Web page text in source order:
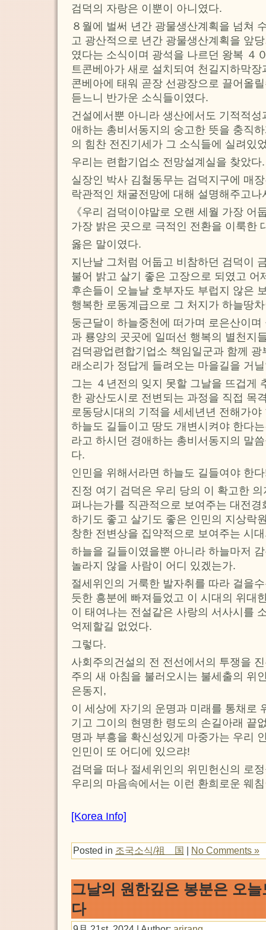
검덕의 자랑은 이뿐이 아니였다.
８월에 벌써 년간 광물생산계획을 넘쳐
고 광산적으로 년간 광물생산계획을 앞
였다는 소식이며 광석을 나르던 왕복 ４
트콘베아가 새로 설치되여 천길지하막
콘베아에 태워 곧장 선광장으로 끌어올
듣느니 반가운 소식들이였다.
건설에서뿐 아니라 생산에서도 기적적
애하는 총비서동지의 숭고한 뜻을 충직
의 힘찬 전진기세가 그 소식들에 실려있
우리는 련합기업소 전망설계실을 찾았다.
실장인 박사 김철동무는 검덕지구에 매
락관적인 채굴전망에 대해 설명해주고
《우리 검덕이야말로 오랜 세월 가장 어
가장 밝은 곳으로 극적인 전환을 이룩한
옳은 말이였다.
지난날 그처럼 어둡고 비참하던 검덕이
불어 밝고 살기 좋은 고장으로 되였고 어
후손들이 오늘날 호부자도 부럽지 않은
행복한 로동계급으로 그 처지가 하늘땅
둥근달이 하늘중천에 떠가며 로은산이
과 룡양의 곳곳에 일떠선 행복의 별천지
검덕광업련합기업소 책임일군과 함께
래소리가 정답게 들려오는 마을길을 거
그는 ４년전의 잊지 못할 그날을 뜨겁게
한 광산도시로 전변되는 과정을 직접 목
로동당시대의 기적을 세세년년 전해가
하늘도 길들이고 땅도 개변시켜야 한다
라고 하시던 경애하는 총비서동지의 말
다.
인민을 위해서라면 하늘도 길들여야 한
진정 여기 검덕은 우리 당의 이 확고한
펴나는가를 직관적으로 보여주는 대전
하기도 좋고 살기도 좋은 인민의 지상락
창한 전변상을 집약적으로 보여주는 시
하늘을 길들이였을뿐 아니라 하늘마저
놀라지 않을 사람이 어디 있겠는가.
절세위인의 거룩한 발자취를 따라 걸을
듯한 흥분에 빠져들었고 이 시대의 위대
이 태여나는 전설같은 사랑의 서사시를
억제할길 없었다.
그렇다.
사회주의건설의 전 전선에서의 투쟁을
주의 새 아침을 불러오시는 불세출의 위
은동지,
이 세상에 자기의 운명과 미래를 통채로
기고 그이의 현명한 령도의 손길아래 끝
명과 부흥을 확신성있게 마중가는 우리
인민이 또 어디에 있으랴!
검덕을 떠나 절세위인의 위민헌신의 로
우리의 마음속에서는 이런 환희로운 웨
[Korea Info]
Posted in 조국소식/祖 国 No Comments »
그날의 원한깊은 봉분은 오
다